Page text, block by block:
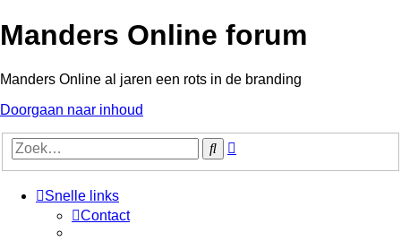
Manders Online forum
Manders Online al jaren een rots in de branding
Doorgaan naar inhoud
Zoek
Snelle links
Contact